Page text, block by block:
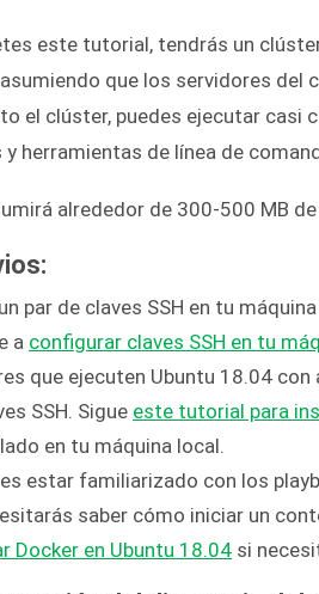
este tutorial, tendrás un
que los servidores del
el clúster, puedes ejecutar casi
herramientas de línea de
alrededor de 300-500 MB
par de claves SSH en tu
a configurar claves SSH en tu
que ejecuten Ubuntu 18.04 con
SSH. Sigue este tutorial para
en tu máquina local.
estar familiarizado con los
saber cómo iniciar un
Docker en Ubuntu 18.04 si